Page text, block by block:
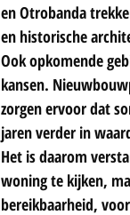
en Otrobanda
en historische
Ook opkomende
kansen.
zorgen ervoor dat
jaren verder in
Het is daarom
woning te kijken,
bereikbaarheid,